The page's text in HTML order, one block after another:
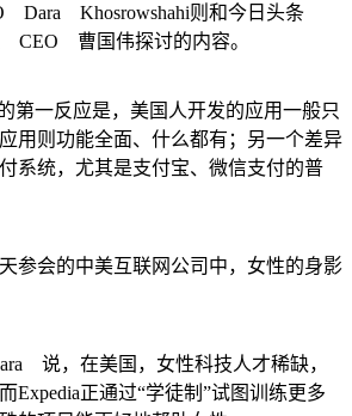
Dara Khosrowshahi则和今日头条
曹国伟探讨的内容。
第一反应是，美国人开发的应用一般只
用则功能全面、什么都有；另一个差异
系统，尤其是支付宝、微信支付的普
参会的中美互联网公司中，女性的身影
说，在美国，女性科技人才稀缺，
Expedia正通过“学徒制”试图训练更多